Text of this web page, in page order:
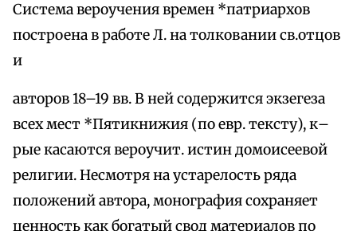
Система вероучения времен *патриархов
построена в работе Л. на толковании св.отцов
и
авторов 18–19 вв. В ней содержится экзегеза
всех мест *Пятикнижия (по евр. тексту), к–
рые касаются вероучит. истин домоисеевой
религии. Несмотря на устарелость ряда
положений автора, монография сохраняет
ценность как богатый свод материалов по